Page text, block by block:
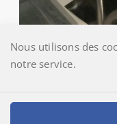
Nous utilisons des
notre service.